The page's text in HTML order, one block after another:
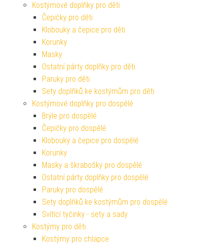
Kostýmové doplňky pro děti
Čepičky pro děti
Klobouky a čepice pro děti
Korunky
Masky
Ostatní párty doplňky pro děti
Paruky pro děti
Sety doplňků ke kostýmům pro děti
Kostýmové doplňky pro dospělé
Brýle pro dospělé
Čepičky pro dospělé
Klobouky a čepice pro dospělé
Korunky
Masky a škrabošky pro dospělé
Ostatní párty doplňky pro dospělé
Paruky pro dospělé
Sety doplňků ke kostýmům pro dospělé
Svítící tyčinky - sety a sady
Kostýmy pro děti
Kostýmy pro chlapce